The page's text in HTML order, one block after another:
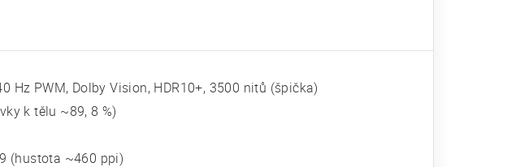
Hz PWM, Dolby Vision, HDR10+, 3500 nitů (špička)
k tělu ~89, 8 %)
(hustota ~460 ppi)